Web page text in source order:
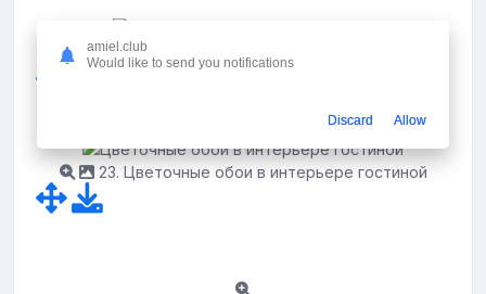
22. Гостиная в классическом стиле
23. Цветочные обои в интерьере гостиной
amiel.club
Would like to send you notifications
Discard Allow